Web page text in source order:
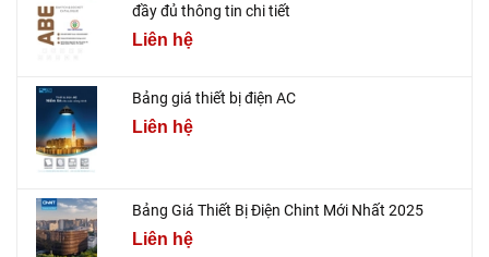
đầy đủ thông tin chi tiết
Liên hệ
Bảng giá thiết bị điện AC
Liên hệ
Bảng Giá Thiết Bị Điện Chint Mới Nhất 2025
Liên hệ